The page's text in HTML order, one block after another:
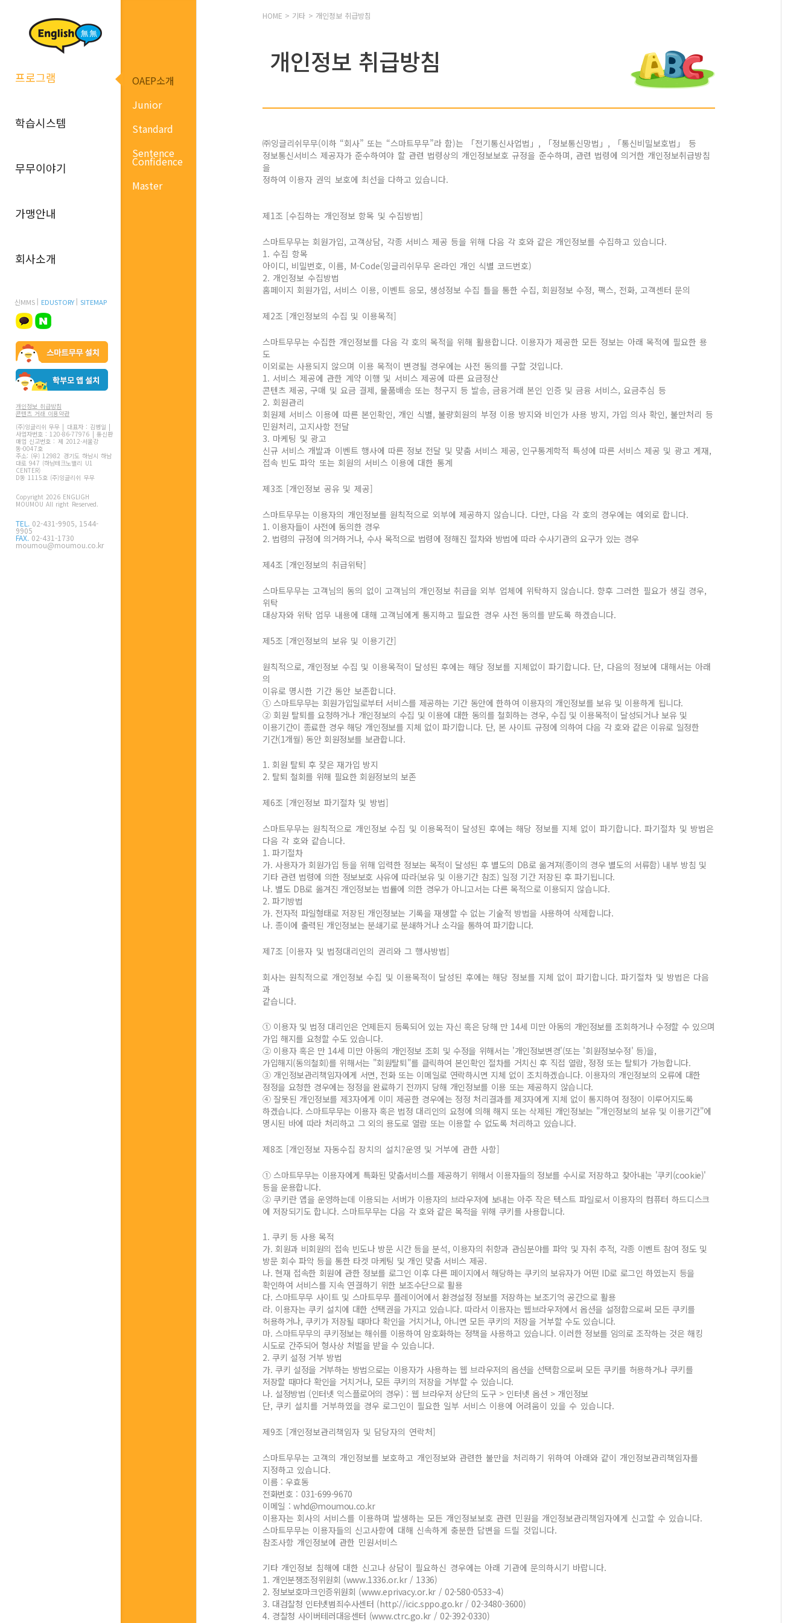
프로그램
학습시스템
무무이야기
가맹안내
회사소개
신MMS EDUSTORY SITEMAP
개인정보 취급방침
콘텐츠 거래 이용약관
(주)잉글리쉬 무무 | 대표자 : 김병일 |
사업자번호 : 120-86-77976 | 통신판
매업 신고번호 : 제 2012-서울강
동-0047호
주소: (우) 12982 경기도 하남시 하남
대로 947 (하남테크노밸리 U1
CENTER)
D동 1115호 (주)잉글리쉬 무무
Copyright 2026 ENGLIGH
MOUMOU All right Reserved.
TEL. 02-431-9905, 1544-
9905
FAX. 02-431-1730
moumou@moumou.co.kr
OAEP소개
Junior
Standard
Sentence
Confidence
Master
HOME > 기타 > 개인정보 취급방침
개인정보 취급방침
㈜잉글리쉬무무(이하 “회사” 또는 “스마트무무”라 함)는 「전기통신사업법」, 「정보통신망법」, 「통신비밀보호법」 등
정보통신서비스 제공자가 준수하여야 할 관련 법령상의 개인정보보호 규정을 준수하며, 관련 법령에 의거한 개인정보취급방침
을
정하여 이용자 권익 보호에 최선을 다하고 있습니다.
제1조 [수집하는 개인정보 항목 및 수집방법]
스마트무무는 회원가입, 고객상담, 각종 서비스 제공 등을 위해 다음 각 호와 같은 개인정보를 수집하고 있습니다.
1. 수집 항목
아이디, 비밀번호, 이름, M-Code(잉글리쉬무무 온라인 개인 식별 코드번호)
2. 개인정보 수집방법
홈페이지 회원가입, 서비스 이용, 이벤트 응모, 생성정보 수집 틀을 통한 수집, 회원정보 수정, 팩스, 전화, 고객센터 문의
제2조 [개인정보의 수집 및 이용목적]
스마트무무는 수집한 개인정보를 다음 각 호의 목적을 위해 활용합니다. 이용자가 제공한 모든 정보는 아래 목적에 필요한 용
도
이외로는 사용되지 않으며 이용 목적이 변경될 경우에는 사전 동의를 구할 것입니다.
1. 서비스 제공에 관한 계약 이행 및 서비스 제공에 따른 요금정산
콘텐츠 제공, 구매 및 요금 결제, 물품배송 또는 청구지 등 발송, 금융거래 본인 인증 및 금융 서비스, 요금추심 등
2. 회원관리
회원제 서비스 이용에 따른 본인확인, 개인 식별, 불량회원의 부정 이용 방지와 비인가 사용 방지, 가입 의사 확인, 불만처리 등
민원처리, 고지사항 전달
3. 마케팅 및 광고
신규 서비스 개발과 이벤트 행사에 따른 정보 전달 및 맞춤 서비스 제공, 인구통계학적 특성에 따른 서비스 제공 및 광고 게재,
접속 빈도 파악 또는 회원의 서비스 이용에 대한 통계
제3조 [개인정보 공유 및 제공]
스마트무무는 이용자의 개인정보를 원칙적으로 외부에 제공하지 않습니다. 다만, 다음 각 호의 경우에는 예외로 합니다.
1. 이용자들이 사전에 동의한 경우
2. 법령의 규정에 의거하거나, 수사 목적으로 법령에 정해진 절차와 방법에 따라 수사기관의 요구가 있는 경우
제4조 [개인정보의 취급위탁]
스마트무무는 고객님의 동의 없이 고객님의 개인정보 취급을 외부 업체에 위탁하지 않습니다. 향후 그러한 필요가 생길 경우,
위탁
대상자와 위탁 업무 내용에 대해 고객님에게 통지하고 필요한 경우 사전 동의를 받도록 하겠습니다.
제5조 [개인정보의 보유 및 이용기간]
원칙적으로, 개인정보 수집 및 이용목적이 달성된 후에는 해당 정보를 지체없이 파기합니다. 단, 다음의 정보에 대해서는 아래
의
이유로 명시한 기간 동안 보존합니다.
① 스마트무무는 회원가입일로부터 서비스를 제공하는 기간 동안에 한하여 이용자의 개인정보를 보유 및 이용하게 됩니다.
② 회원 탈퇴를 요청하거나 개인정보의 수집 및 이용에 대한 동의를 철회하는 경우, 수집 및 이용목적이 달성되거나 보유 및
이용기간이 종료한 경우 해당 개인정보를 지체 없이 파기합니다. 단, 본 사이트 규정에 의하여 다음 각 호와 같은 이유로 일정한
기간(1개월) 동안 회원정보를 보관합니다.
1. 회원 탈퇴 후 잦은 재가입 방지
2. 탈퇴 철회를 위해 필요한 회원정보의 보존
제6조 [개인정보 파기절차 및 방법]
스마트무무는 원칙적으로 개인정보 수집 및 이용목적이 달성된 후에는 해당 정보를 지체 없이 파기합니다. 파기절차 및 방법은
다음 각 호와 같습니다.
1. 파기절차
가. 사용자가 회원가입 등을 위해 입력한 정보는 목적이 달성된 후 별도의 DB로 옮겨져(종이의 경우 별도의 서류함) 내부 방침 및
기타 관련 법령에 의한 정보보호 사유에 따라(보유 및 이용기간 참조) 일정 기간 저장된 후 파기됩니다.
나. 별도 DB로 옮겨진 개인정보는 법률에 의한 경우가 아니고서는 다른 목적으로 이용되지 않습니다.
2. 파기방법
가. 전자적 파일형태로 저장된 개인정보는 기록을 재생할 수 없는 기술적 방법을 사용하여 삭제합니다.
나. 종이에 출력된 개인정보는 분쇄기로 분쇄하거나 소각을 통하여 파기합니다.
제7조 [이용자 및 법정대리인의 권리와 그 행사방법]
회사는 원칙적으로 개인정보 수집 및 이용목적이 달성된 후에는 해당 정보를 지체 없이 파기합니다. 파기절차 및 방법은 다음
과
같습니다.
① 이용자 및 법정 대리인은 언제든지 등록되어 있는 자신 혹은 당해 만 14세 미만 아동의 개인정보를 조회하거나 수정할 수 있으며
가입 해지를 요청할 수도 있습니다.
② 이용자 혹은 만 14세 미만 아동의 개인정보 조회 및 수정을 위해서는 '개인정보변경'(또는 '회원정보수정' 등)을,
가입해지(동의철회)를 위해서는 "회원탈퇴"를 클릭하여 본인확인 절차를 거치신 후 직접 열람, 정정 또는 탈퇴가 가능합니다.
③ 개인정보관리책임자에게 서면, 전화 또는 이메일로 연락하시면 지체 없이 조치하겠습니다. 이용자의 개인정보의 오류에 대한
정정을 요청한 경우에는 정정을 완료하기 전까지 당해 개인정보를 이용 또는 제공하지 않습니다.
④ 잘못된 개인정보를 제3자에게 이미 제공한 경우에는 정정 처리결과를 제3자에게 지체 없이 통지하여 정정이 이루어지도록
하겠습니다. 스마트무무는 이용자 혹은 법정 대리인의 요청에 의해 해지 또는 삭제된 개인정보는 "개인정보의 보유 및 이용기간"에
명시된 바에 따라 처리하고 그 외의 용도로 열람 또는 이용할 수 없도록 처리하고 있습니다.
제8조 [개인정보 자동수집 장치의 설치?운영 및 거부에 관한 사항]
① 스마트무무는 이용자에게 특화된 맞춤서비스를 제공하기 위해서 이용자들의 정보를 수시로 저장하고 찾아내는 '쿠키(cookie)'
등을 운용합니다.
② 쿠키란 앱을 운영하는데 이용되는 서버가 이용자의 브라우저에 보내는 아주 작은 텍스트 파일로서 이용자의 컴퓨터 하드디스크
에 저장되기도 합니다. 스마트무무는 다음 각 호와 같은 목적을 위해 쿠키를 사용합니다.
1. 쿠키 등 사용 목적
가. 회원과 비회원의 접속 빈도나 방문 시간 등을 분석, 이용자의 취향과 관심분야를 파악 및 자취 추적, 각종 이벤트 참여 정도 및
방문 회수 파악 등을 통한 타겟 마케팅 및 개인 맞춤 서비스 제공.
나. 현재 접속한 회원에 관한 정보를 로그인 이후 다른 페이지에서 해당하는 쿠키의 보유자가 어떤 ID로 로그인 하였는지 등을
확인하여 서비스를 지속 연결하기 위한 보조수단으로 활용
다. 스마트무무 사이트 및 스마트무무 플레이어에서 환경설정 정보를 저장하는 보조기억 공간으로 활용
라. 이용자는 쿠키 설치에 대한 선택권을 가지고 있습니다. 따라서 이용자는 웹브라우저에서 옵션을 설정함으로써 모든 쿠키를
허용하거나, 쿠키가 저장될 때마다 확인을 거치거나, 아니면 모든 쿠키의 저장을 거부할 수도 있습니다.
마. 스마트무무의 쿠키정보는 해쉬를 이용하여 암호화하는 정책을 사용하고 있습니다. 이러한 정보를 임의로 조작하는 것은 해킹
시도로 간주되어 형사상 처벌을 받을 수 있습니다.
2. 쿠키 설정 거부 방법
가. 쿠키 설정을 거부하는 방법으로는 이용자가 사용하는 웹 브라우저의 옵션을 선택함으로써 모든 쿠키를 허용하거나 쿠키를
저장할 때마다 확인을 거치거나, 모든 쿠키의 저장을 거부할 수 있습니다.
나. 설정방법 (인터넷 익스플로어의 경우) : 웹 브라우저 상단의 도구 > 인터넷 옵션 > 개인정보
단, 쿠키 설치를 거부하였을 경우 로그인이 필요한 일부 서비스 이용에 어려움이 있을 수 있습니다.
제9조 [개인정보관리책임자 및 담당자의 연락처]
스마트무무는 고객의 개인정보를 보호하고 개인정보와 관련한 불만을 처리하기 위하여 아래와 같이 개인정보관리책임자를
지정하고 있습니다.
이름 : 우효동
전화번호 : 031-699-9670
이메일 : whd@moumou.co.kr
이용자는 회사의 서비스를 이용하며 발생하는 모든 개인정보보호 관련 민원을 개인정보관리책임자에게 신고할 수 있습니다.
스마트무무는 이용자들의 신고사항에 대해 신속하게 충분한 답변을 드릴 것입니다.
참조사항 개인정보에 관한 민원서비스
기타 개인정보 침해에 대한 신고나 상담이 필요하신 경우에는 아래 기관에 문의하시기 바랍니다.
1. 개인분쟁조정위원회 (www.1336.or.kr / 1336)
2. 정보보호마크인증위원회 (www.eprivacy.or.kr / 02-580-0533~4)
3. 대검찰청 인터넷범죄수사센터 (http://icic.sppo.go.kr / 02-3480-3600)
4. 경찰청 사이버테러대응센터 (www.ctrc.go.kr / 02-392-0330)